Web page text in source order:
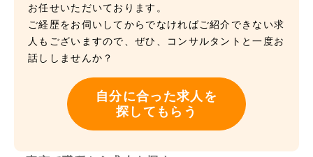
お任せいただいております。
ご経歴をお伺いしてからでなければご紹介できない求
人もございますので、ぜひ、コンサルタントと一度お
話ししませんか？
自分に合った求人を
探してもらう